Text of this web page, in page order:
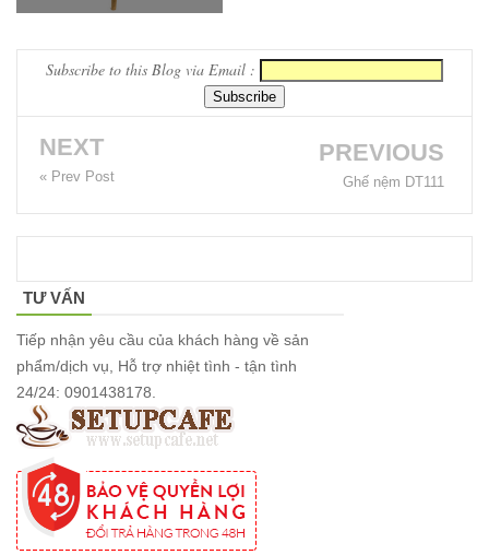
trời ban
công sân
vườn sân
thượng bàn
Bộ bàn ghế
sắt decor
quán cafe
nhà hàng
mặt bàn
composite
254
Subscribe to this Blog via Email :
NEXT
« Prev Post
PREVIOUS
Ghế nệm DT111
TƯ VẤN
Tiếp nhận yêu cầu của khách hàng về sản
phẩm/dịch vụ, Hỗ trợ nhiệt tình - tận tình
24/24: 0901438178.